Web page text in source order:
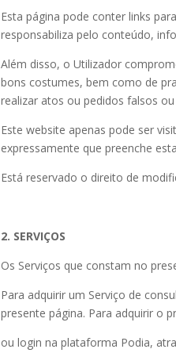
Esta página pode conter links
responsabiliza pelo conteúdo,
Além disso, o Utilizador
bons costumes, bem como de
realizar atos ou pedidos falsos
Este website apenas pode ser
expressamente que preenche
Está reservado o direito de
2. SERVIÇOS
Os Serviços que constam no
Para adquirir um Serviço de
presente página. Para adquirir o
ou login na plataforma Podia,